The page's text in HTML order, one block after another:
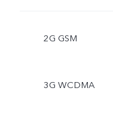
2G GSM
3G WCDMA